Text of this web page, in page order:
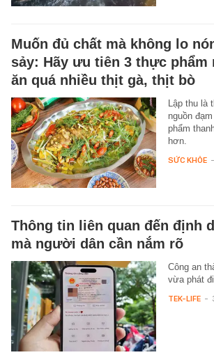
Muốn đủ chất mà không lo
sảy: Hãy ưu tiên 3 thực phẩm
ăn quá nhiều thịt gà, thịt bò
Lập thu là
nguồn
phẩm
hơn.
SỨC KHỎE -
Thông tin liên quan đến định
mà người dân cần nắm rõ
Công an
vừa phát
TEK-LIFE -